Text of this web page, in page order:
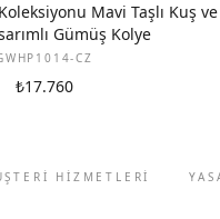
Mavi Taşlı Kuş ve
Gümüş Kolye
CZ
₺17.760
HİZMETLERİ